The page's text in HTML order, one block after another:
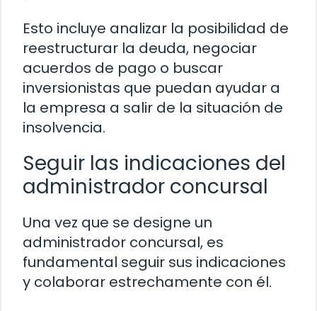
Esto incluye analizar la posibilidad de
reestructurar la deuda, negociar
acuerdos de pago o buscar
inversionistas que puedan ayudar a
la empresa a salir de la situación de
insolvencia.
Seguir las indicaciones del
administrador concursal
Una vez que se designe un
administrador concursal, es
fundamental seguir sus indicaciones
y colaborar estrechamente con él.